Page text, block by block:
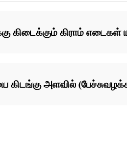
கிடைக்கும் கிராம்
கிடங்கு அளவில்